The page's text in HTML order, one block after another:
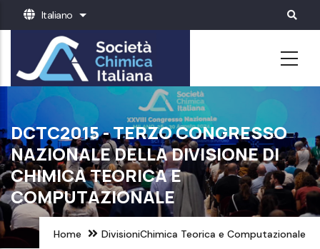
Salta
contenuto
principale
Italiano Mostra ulteriori azioni
DCTC2015 - TERZO CONGRESSO
NAZIONALE DELLA DIVISIONE DI
CHIMICA TEORICA E
COMPUTAZIONALE
Home DivisioniChimica Teorica e Computazionale